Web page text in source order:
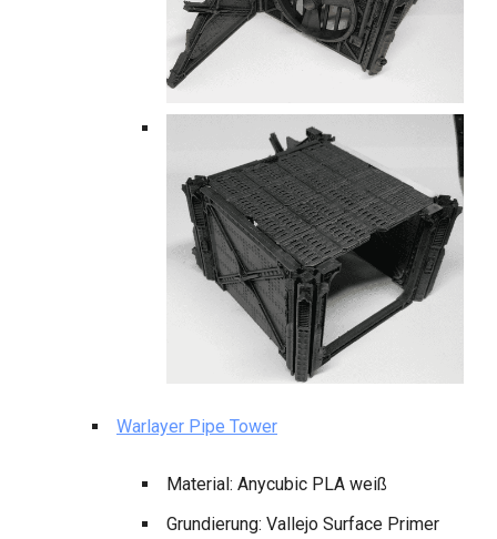
Warlayer Pipe Tower
Material: Anycubic PLA weiß
Grundierung: Vallejo Surface Primer